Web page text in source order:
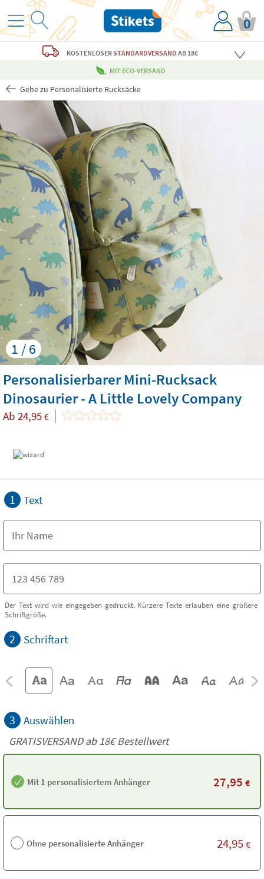
0
KOSTENLOSERSTANDARDVERSAND AB 18€
MIT ECO-VERSAND
Gehe zu Personalisierte Rucksäcke
1 / 6
Personalisierbarer Mini-Rucksack
Dinosaurier - A Little Lovely Company
Ab 24,95 €
1 Text
Der Text wird wie eingegeben gedruckt. Kürzere Texte erlauben eine größere
Schriftgröße.
2 Schriftart
3 Auswählen
GRATISVERSAND ab18€Bestellwert
Mit 1 personalisiertem Anhänger 27,95 €
Ohne personalisierte Anhänger 24,95 €